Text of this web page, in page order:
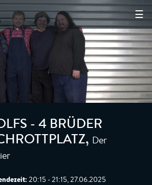
☰
- 4 BRÜDER
, Der
20:15 - 21:15, 27.06.2025